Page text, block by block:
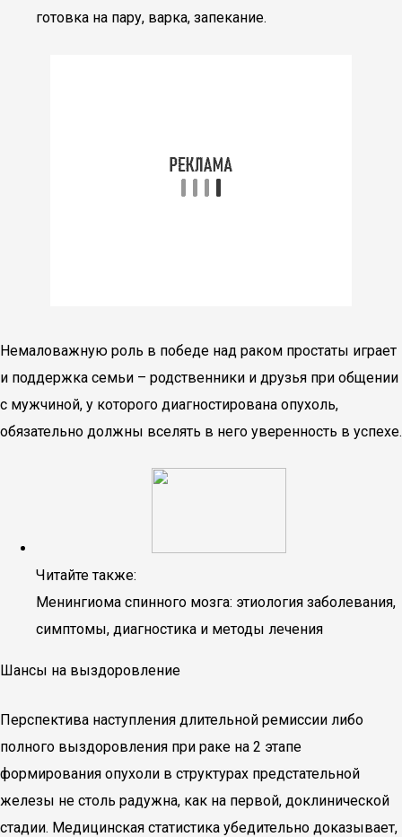
готовка на пару, варка, запекание.
Немаловажную роль в победе над раком простаты играет
и поддержка семьи – родственники и друзья при общении
с мужчиной, у которого диагностирована опухоль,
обязательно должны вселять в него уверенность в успехе.
Читайте также:
Менингиома спинного мозга: этиология заболевания,
симптомы, диагностика и методы лечения
Шансы на выздоровление
Перспектива наступления длительной ремиссии либо
полного выздоровления при раке на 2 этапе
формирования опухоли в структурах предстательной
железы не столь радужна, как на первой, доклинической
стадии. Медицинская статистика убедительно доказывает,